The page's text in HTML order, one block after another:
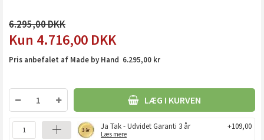
6.295,00
4.716,00 DKK
Pris anbefalet af Made by Hand 6.295,00 kr
LÆG I KURVEN
Ja Tak - Udvidet Garanti 3 år
Læs mere
+109,00